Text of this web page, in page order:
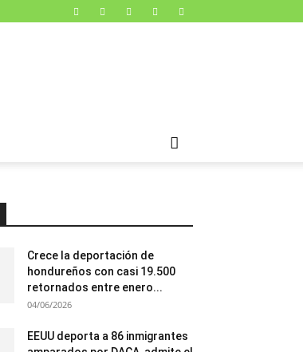
Crece la deportación de
hondureños con casi 19.500
retornados entre enero...
04/06/2026
EEUU deporta a 86 inmigrantes